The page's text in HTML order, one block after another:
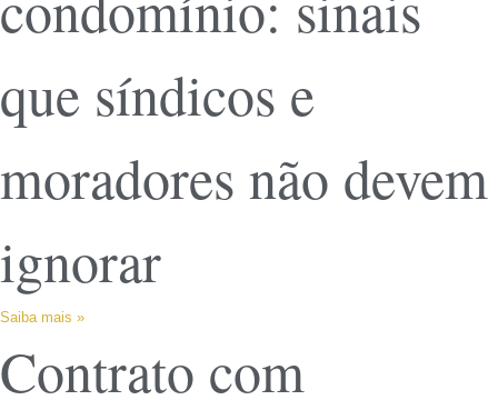
que síndicos e
moradores não devem
ignorar
Saiba mais »
Contrato com